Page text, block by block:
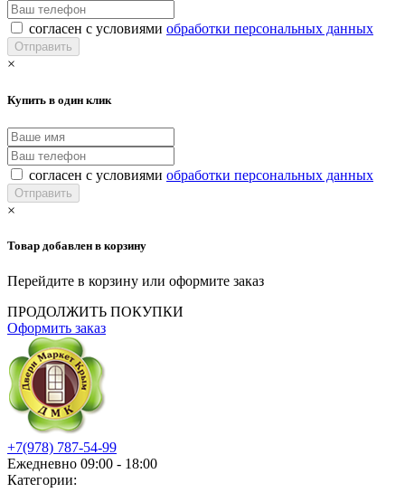
согласен с условиями обработки персональных данных
×
Купить в один клик
согласен с условиями обработки персональных данных
×
Товар добавлен в корзину
Перейдите в корзину или оформите заказ
ПРОДОЛЖИТЬ ПОКУПКИ
Оформить заказ
+7(978) 787-54-99
Ежедневно 09:00 - 18:00
Категории: